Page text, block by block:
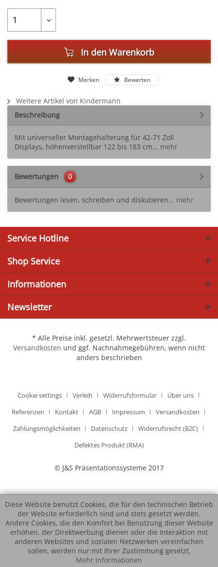
In den Warenkorb
Merken Bewerten
Weitere Artikel von Kindermann
Beschreibung
Mit universeller Montagehalterung für 42-71 Zoll
Displays, höhenverstellbar 122 bis 183 cm... mehr
Bewertungen 0
Bewertungen lesen, schreiben und diskutieren... mehr
Service Hotline
Shop Service
Informationen
Newsletter
* Alle Preise inkl. gesetzl. Mehrwertsteuer zzgl.
Versandkosten und ggf. Nachnahmegebühren, wenn nicht
anders beschrieben
Cookie settings Verleih Widerrufsformular
Über uns
Referenzen
Kontakt AGB Impressum
Versandkosten
Zahlungsmöglichkeiten
Datenschutz
Widerrufsrecht (B2C)
Defektes Produkt (RMA)
© J&S Präsentationssysteme 2017
Diese Website benutzt Cookies, die für den technischen Betrieb
der Website erforderlich sind und stets gesetzt werden.
Andere Cookies, die den Komfort bei Benutzung dieser Website
erhöhen, der Direktwerbung dienen oder die Interaktion mit
anderen Websites und sozialen Netzwerken vereinfachen
sollen, werden nur mit Ihrer Zustimmung gesetzt.
Mehr Informationen